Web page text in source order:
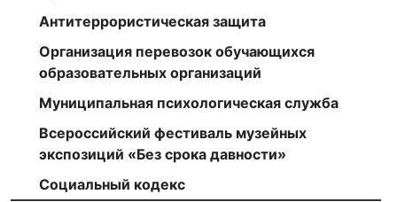
Антитеррористическая защита
Организация перевозок обучающихся
образовательных организаций
Муниципальная психологическая служба
Всероссийский фестиваль музейных
экспозиций «Без срока давности»
Социальный кодекс